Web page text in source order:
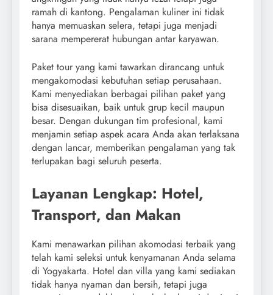
ramah di kantong. Pengalaman kuliner ini tidak
hanya memuaskan selera, tetapi juga menjadi
sarana mempererat hubungan antar karyawan.
Paket tour yang kami tawarkan dirancang untuk
mengakomodasi kebutuhan setiap perusahaan.
Kami menyediakan berbagai pilihan paket yang
bisa disesuaikan, baik untuk grup kecil maupun
besar. Dengan dukungan tim profesional, kami
menjamin setiap aspek acara Anda akan terlaksana
dengan lancar, memberikan pengalaman yang tak
terlupakan bagi seluruh peserta.
Layanan Lengkap: Hotel,
Transport, dan Makan
Kami menawarkan pilihan akomodasi terbaik yang
telah kami seleksi untuk kenyamanan Anda selama
di Yogyakarta. Hotel dan villa yang kami sediakan
tidak hanya nyaman dan bersih, tetapi juga